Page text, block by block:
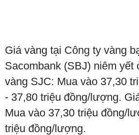
Giá vàng tại Công ty vàng
Sacombank (SBJ) niêm yết
vàng SJC: Mua vào 37,30
- 37,80 triệu đồng/lượng.
Mua vào 37,30 triệu đồng/
triệu đồng/lượng.